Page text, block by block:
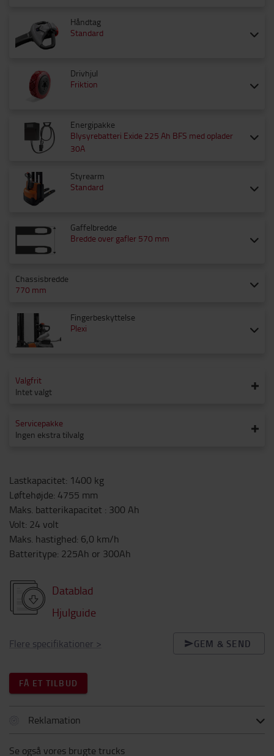
Håndtag
Standard
Drivhjul
Friktion
Energipakke
Blysyrebatteri Exide 225 Ah BFS med oplader
30A
Styrearm
Standard
Gaffelbredde
Bredde over gafler 570 mm
Chassisbredde
770 mm
Fingerbeskyttelse
Plexi
Valgfrit
Intet valgt
Servicepakke
Ingen ekstra tilvalg
Lastkapacitet: 1400 kg
Løftehøjde: 4755 mm
Maks. batterikapacitet : 300 Ah
Volt: 24 volt
Maks. hastighed: 6,0 km/h
Batteritype: 225Ah or 300Ah
Datablad
Hjulguide
Flere specifikationer > GEM & SEND
FÅ ET TILBUD
Reklamation
Se også vores brugte trucks